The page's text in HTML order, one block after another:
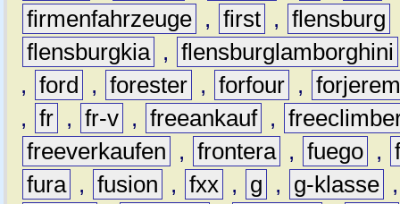
firmenfahrzeuge , first , flensburg
flensburgkia , flensburglamborghini
, ford , forester , forfour ,
, fr , fr-v , freeankauf ,
freeverkaufen
, frontera , fuego ,
fura , fusion , fxx , g , g-klasse